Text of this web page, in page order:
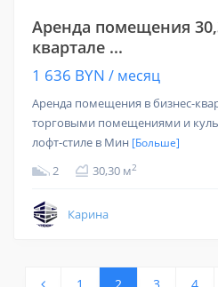
Аренда помещения
квартале ...
1 636 BYN / месяц
Аренда помещения в бизнес-
торговыми помещениями и
лофт-стиле в Мин [Больше]
2 30,30 м2
Карина